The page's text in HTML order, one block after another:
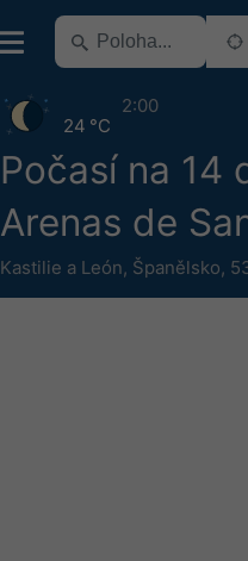
Počasí na 14
Arenas de
Kastilie a León, Španělsko,
24 °C
2:00